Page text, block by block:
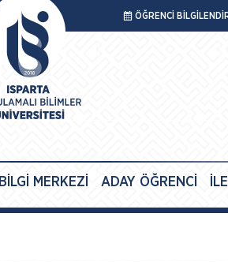
ÖĞRENCİ
BİLGİ MERKEZİ ADAY ÖĞRENCİ